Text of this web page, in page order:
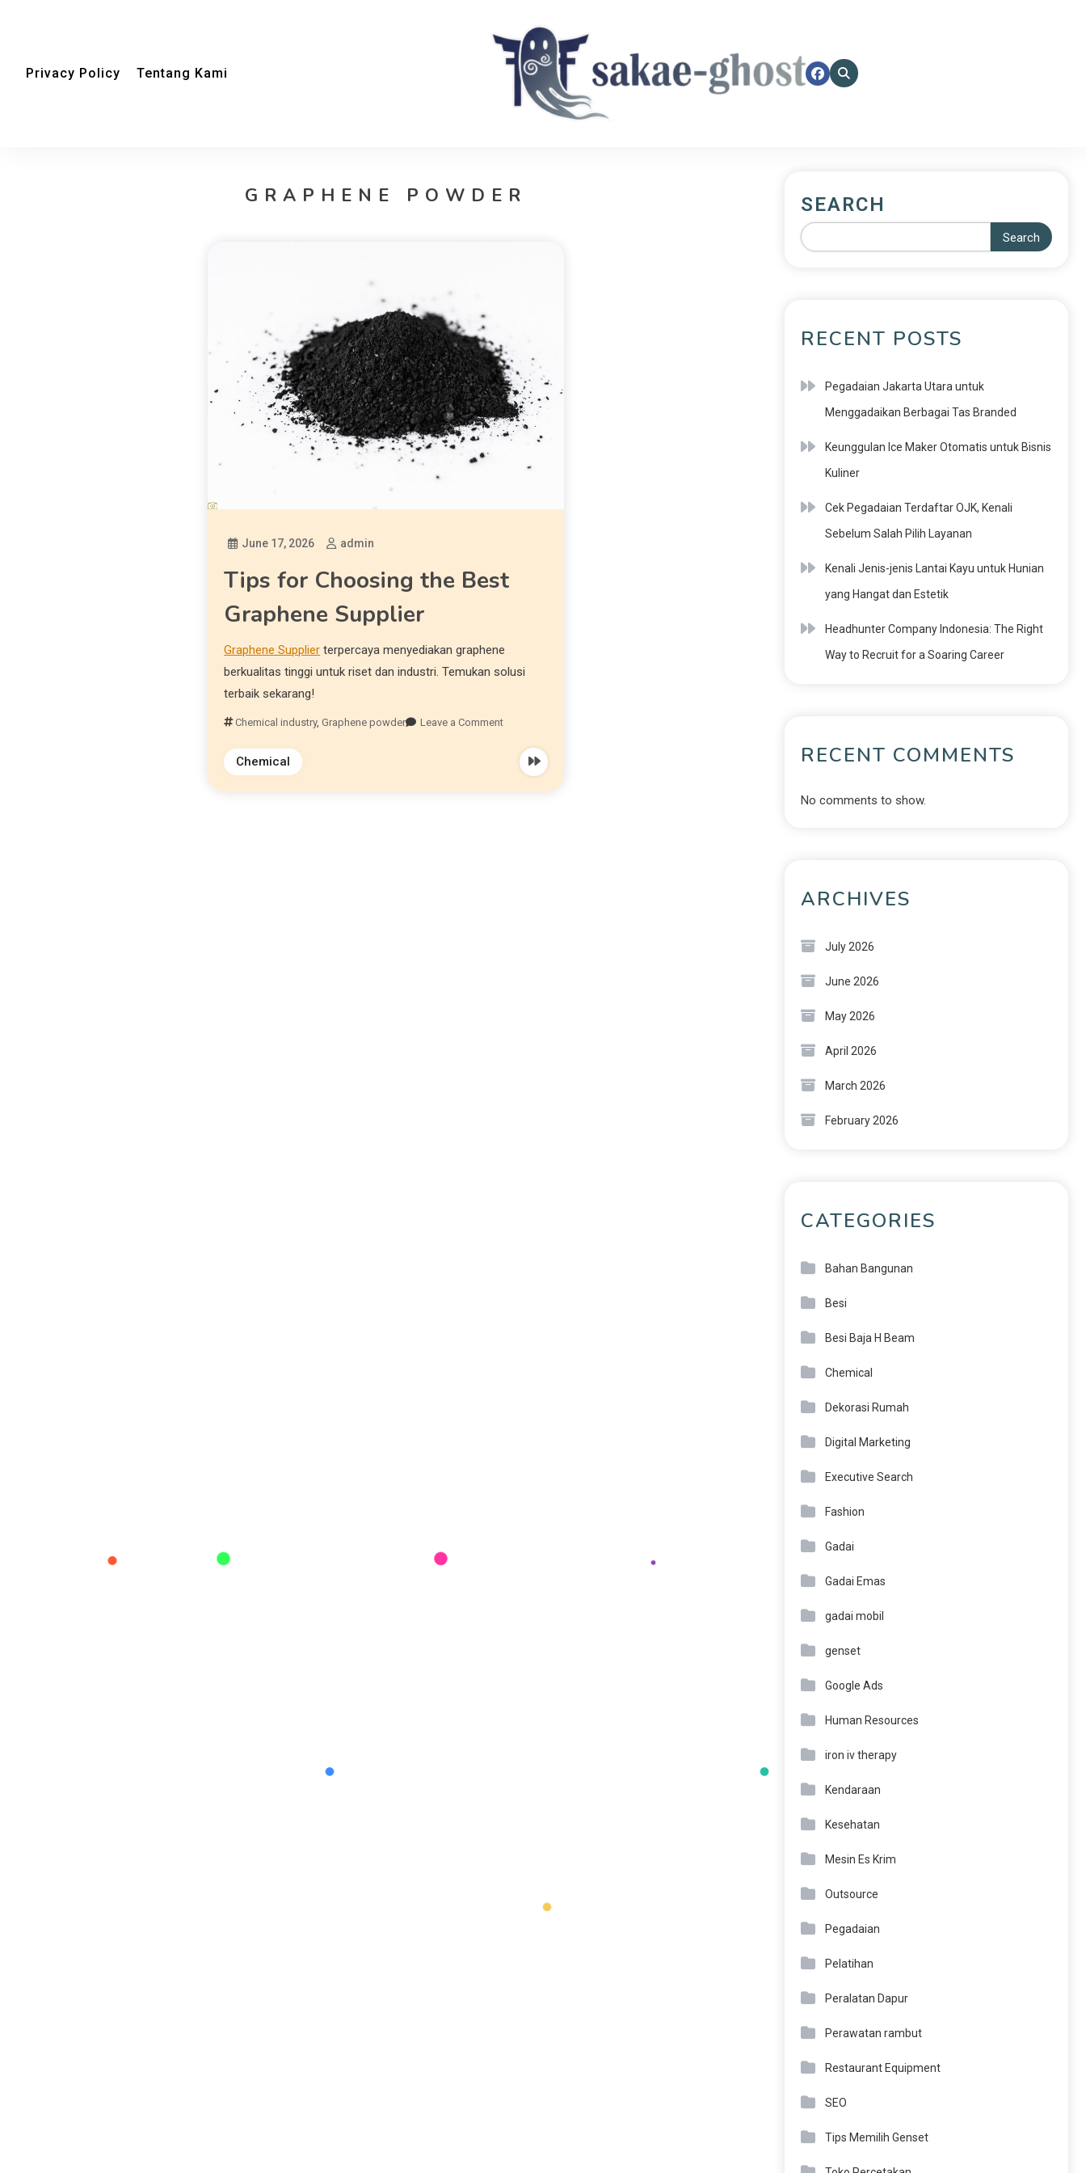
Privacy Policy Tentang Kami
GRAPHENE POWDER
June 17, 2026 admin
Tips for Choosing the Best
Graphene Supplier
Graphene Supplier terpercaya menyediakan graphene
berkualitas tinggi untuk riset dan industri. Temukan solusi
terbaik sekarang!
Chemical industry,Graphene powder Leave a Comment
Chemical
SEARCH
Search
RECENT POSTS
Pegadaian Jakarta Utara untuk
Menggadaikan Berbagai Tas Branded
Keunggulan Ice Maker Otomatis untuk Bisnis
Kuliner
Cek Pegadaian Terdaftar OJK, Kenali
Sebelum Salah Pilih Layanan
Kenali Jenis-jenis Lantai Kayu untuk Hunian
yang Hangat dan Estetik
Headhunter Company Indonesia: The Right
Way to Recruit for a Soaring Career
RECENT COMMENTS
No comments to show.
ARCHIVES
July 2026
June 2026
May 2026
April 2026
March 2026
February 2026
CATEGORIES
Bahan Bangunan
Besi
Besi Baja H Beam
Chemical
Dekorasi Rumah
Digital Marketing
Executive Search
Fashion
Gadai
Gadai Emas
gadai mobil
genset
Google Ads
Human Resources
iron iv therapy
Kendaraan
Kesehatan
Mesin Es Krim
Outsource
Pegadaian
Pelatihan
Peralatan Dapur
Perawatan rambut
Restaurant Equipment
SEO
Tips Memilih Genset